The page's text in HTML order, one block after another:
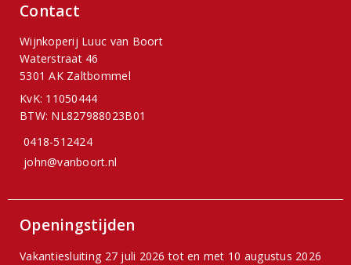
Contact
Wijnkoperij Luuc van Boort
Waterstraat 46
5301 AK Zaltbommel
KvK: 11050444
BTW: NL827988023B01
0418-512424
john@vanboort.nl
Openingstijden
Vakantiesluiting 27 juli 2026 tot en met 10 augustus 2026